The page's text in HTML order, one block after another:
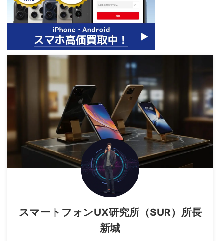
スマートフォンUX研究所（SUR）所長
新城